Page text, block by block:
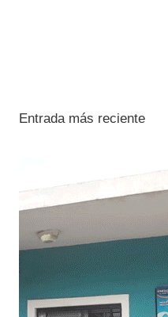
Entrada más reciente